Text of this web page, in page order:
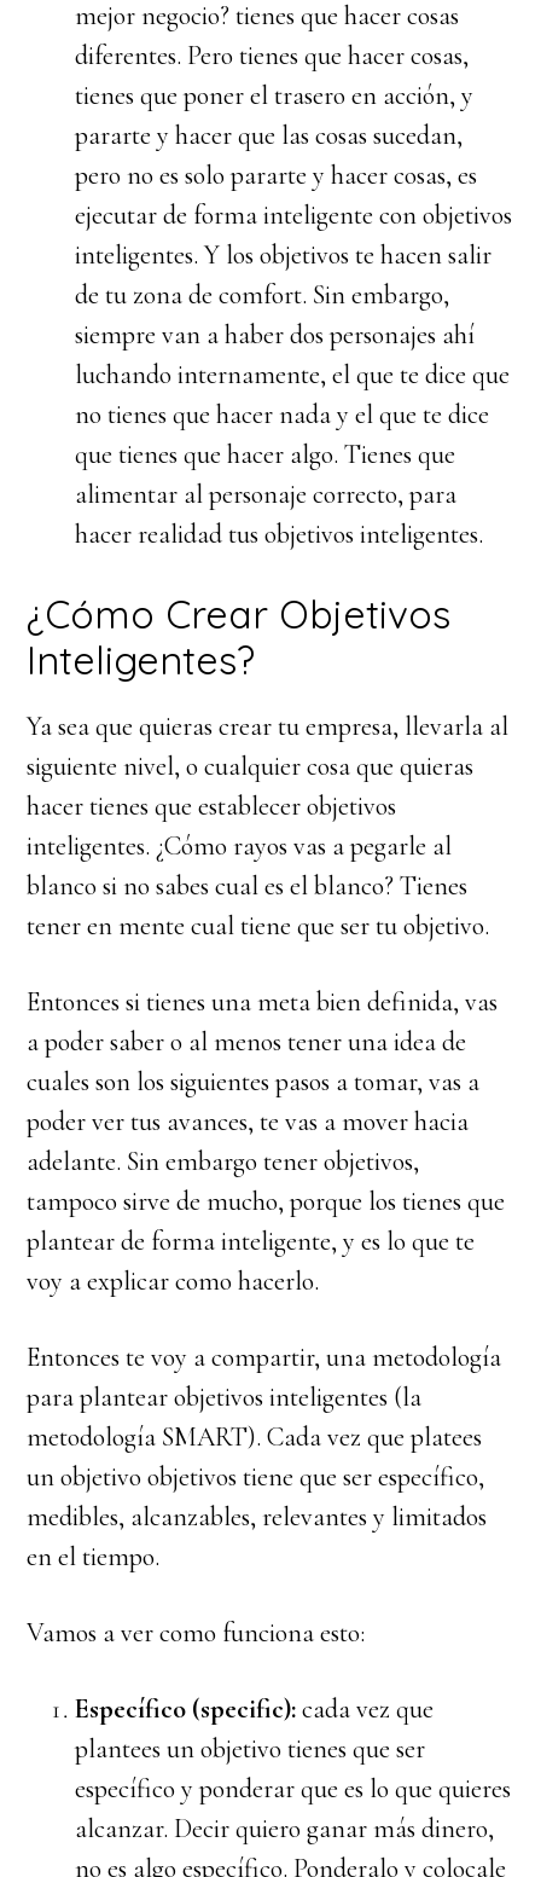
mejor negocio? tienes que hacer cosas
diferentes. Pero tienes que hacer cosas,
tienes que poner el trasero en acción, y
pararte y hacer que las cosas sucedan,
pero no es solo pararte y hacer cosas, es
ejecutar de forma inteligente con objetivos
inteligentes. Y los objetivos te hacen salir
de tu zona de comfort. Sin embargo,
siempre van a haber dos personajes ahí
luchando internamente, el que te dice que
no tienes que hacer nada y el que te dice
que tienes que hacer algo. Tienes que
alimentar al personaje correcto, para
hacer realidad tus objetivos inteligentes.
¿Cómo Crear Objetivos
Inteligentes?
Ya sea que quieras crear tu empresa, llevarla al
siguiente nivel, o cualquier cosa que quieras
hacer tienes que establecer objetivos
inteligentes. ¿Cómo rayos vas a pegarle al
blanco si no sabes cual es el blanco? Tienes
tener en mente cual tiene que ser tu objetivo.
Entonces si tienes una meta bien definida, vas
a poder saber o al menos tener una idea de
cuales son los siguientes pasos a tomar, vas a
poder ver tus avances, te vas a mover hacia
adelante. Sin embargo tener objetivos,
tampoco sirve de mucho, porque los tienes que
plantear de forma inteligente, y es lo que te
voy a explicar como hacerlo.
Entonces te voy a compartir, una metodología
para plantear objetivos inteligentes (la
metodología SMART). Cada vez que platees
un objetivo objetivos tiene que ser específico,
medibles, alcanzables, relevantes y limitados
en el tiempo.
Vamos a ver como funciona esto:
Específico (specific):cada vez que
plantees un objetivo tienes que ser
específico y ponderar que es lo que quieres
alcanzar. Decir quiero ganar más dinero,
no es algo específico. Ponderalo y colocale